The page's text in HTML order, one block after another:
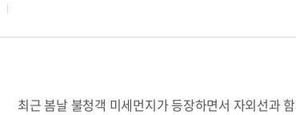
최근 봄날 불청객 미세먼지가 등장하면서 자외선과